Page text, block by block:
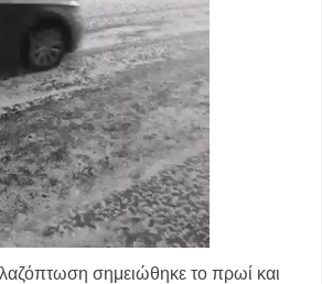
σημειώθηκε το πρωί και